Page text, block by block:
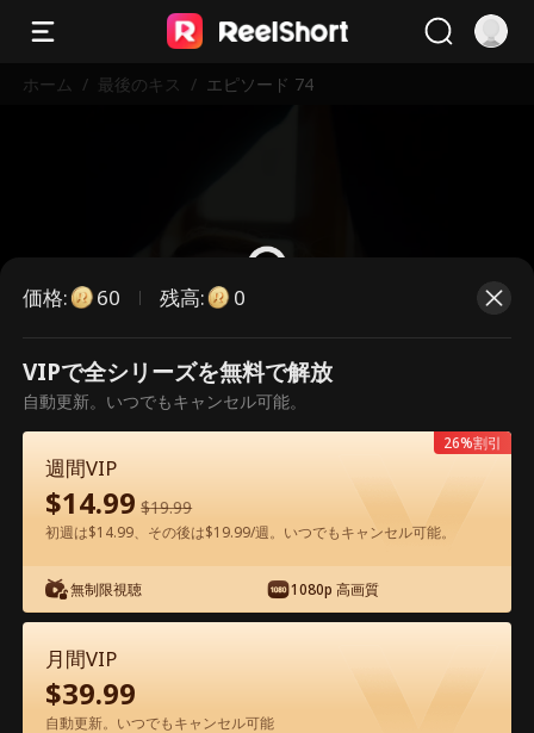
ホーム / 最後のキス / エピソード 74
こちらは有料のエピソードです。視
聴いただくには解放が必要です。
アプリ内で無料視聴可能
価格: 60 残高: 0
VIPで全シリーズを無料で解放
自動更新。いつでもキャンセル可能。
週間VIP
$14.99 $19.99
初週は$14.99、その後は$19.99/週。いつでもキャンセル可能。
無制限視聴 1080p 高画質
26%割引
月間VIP
$39.99
自動更新。いつでもキャンセル可能